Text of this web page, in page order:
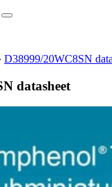
D38999/20WC8SN
datasheet